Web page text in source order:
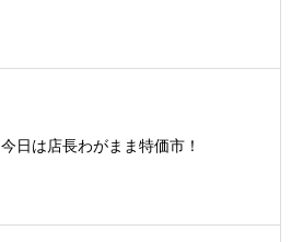
今日は店長わがまま特価市！